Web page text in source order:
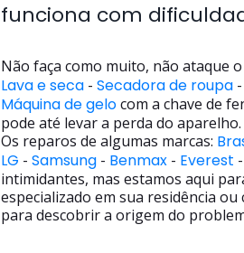
funciona com
Não faça como muito, não ataque
Lava e seca- Secadora de roupa-
Máquina de gelocom a chave de
pode até levar a perda do aparelho.
Os reparos de algumas marcas:
LG - Samsung- Benmax- Everest -
intimidantes, mas estamos aqui
especializado em sua residência
para descobrir a origem do